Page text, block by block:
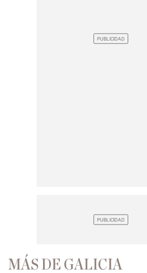
MÁS DE GALICIA